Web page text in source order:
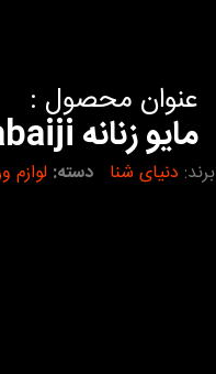
عنوان محصول :
مایو زنانه nabaiji کد 3902
دسته: لوازم برند: دنیای شنا